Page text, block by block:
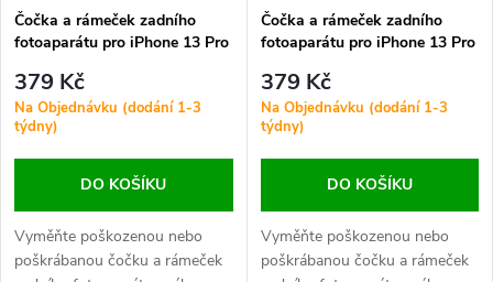
Čočka a rámeček zadního
fotoaparátu pro iPhone 13 Pro
v jedné sadě
379 Kč
Na Objednávku (dodání 1-3
týdny)
DO KOŠÍKU
Vyměňte poškozenou nebo
poškrábanou čočku a rámeček
Čočka a rámeček zadního
fotoaparátu pro iPhone 13 Pro
v jedné sadě
379 Kč
Na Objednávku (dodání 1-3
týdny)
DO KOŠÍKU
Vyměňte poškozenou nebo
poškrábanou čočku a rámeček